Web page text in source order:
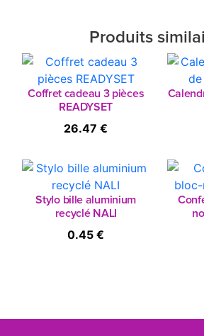
Produits
Coffret cadeau 3 pièces
READYSET
26.47 €
Stylo bille aluminium
recyclé NALI
0.45 €